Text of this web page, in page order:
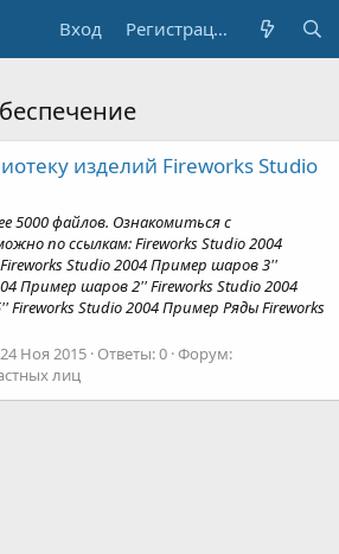
Вход Регистрация
изделий Fireworks Studio
5000 файлов. Ознакомиться с
по ссылкам: Fireworks Studio 2004
Studio 2004 Пример шаров 3''
Пример шаров 2'' Fireworks Studio 2004
Studio 2004 Пример Ряды Fireworks
24 Ноя 2015 Ответы: 0 Форум:
лиц